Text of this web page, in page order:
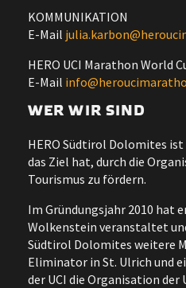
KOMMUNIKATION
E-Mail
HERO UCI Marathon World
E-Mail
WER WIR SIND
HERO Südtirol Dolomites
das Ziel hat, durch die
Tourismus zu fördern.
Im Gründungsjahr 2010 hat
Wolkenstein veranstaltet
Südtirol Dolomites weitere
Eliminator in St. Ulrich und
der UCI die Organisation